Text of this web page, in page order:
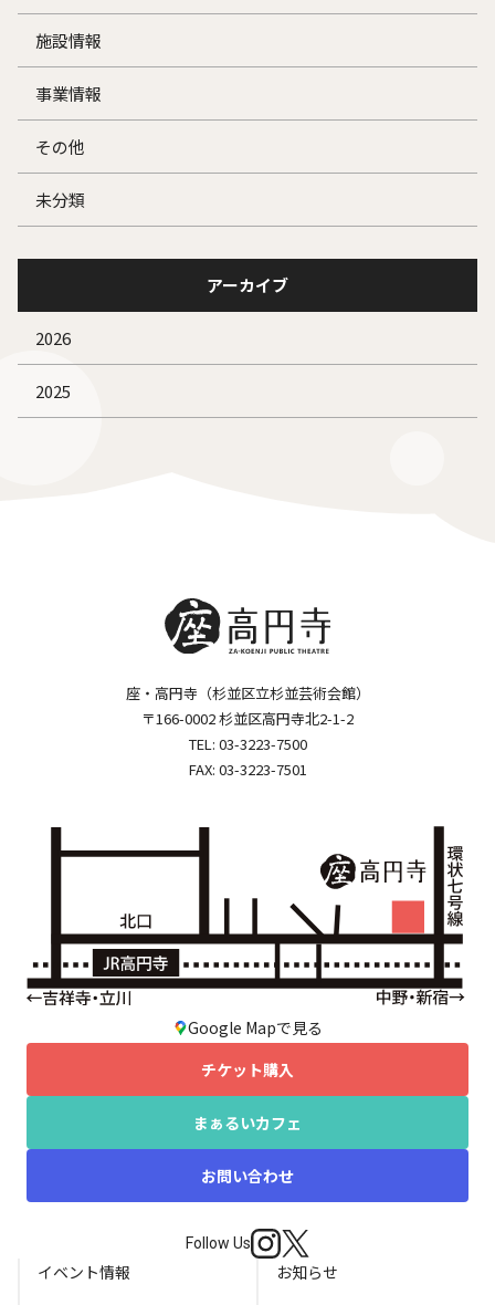
施設情報
事業情報
その他
未分類
アーカイブ
2026
2025
座・高円寺（杉並区立杉並芸術会館）
〒166-0002 杉並区高円寺北2-1-2
TEL: 03-3223-7500
FAX: 03-3223-7501
Google Mapで見る
イベント情報 お知らせ
チケット購入
まぁるいカフェ
お問い合わせ
Follow Us